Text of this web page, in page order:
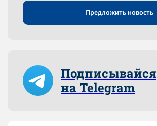
Предложить новость
Подписывайся
на Telegram